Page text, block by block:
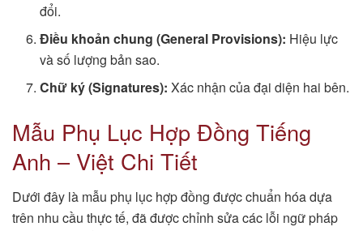
đổi.
Điều khoản chung (General Provisions): Hiệu lực
và số lượng bản sao.
Chữ ký (Signatures): Xác nhận của đại diện hai bên.
Mẫu Phụ Lục Hợp Đồng Tiếng
Anh – Việt Chi Tiết
Dưới đây là mẫu phụ lục hợp đồng được chuẩn hóa dựa
trên nhu cầu thực tế, đã được chỉnh sửa các lỗi ngữ pháp